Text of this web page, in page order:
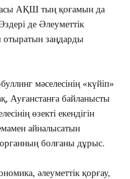
АҚШ тың қоғамын да
де Әлеуметтік
отыратын заңдарды
мәселесінің «күйіп»
Ауғанстанға байланысты
өзекті екендігін
айналысатын
органның болғаны дұрыс.
әлеуметтік қорғау,